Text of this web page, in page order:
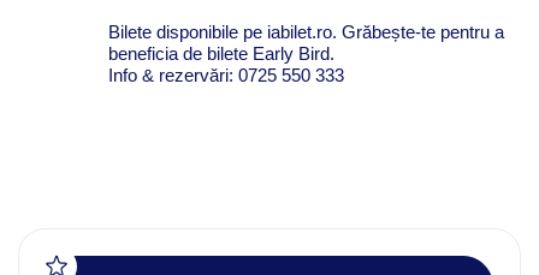
Bilete disponibile pe iabilet.ro. Grăbește-te pentru a
beneficia de bilete Early Bird.
Info & rezervări: 0725 550 333